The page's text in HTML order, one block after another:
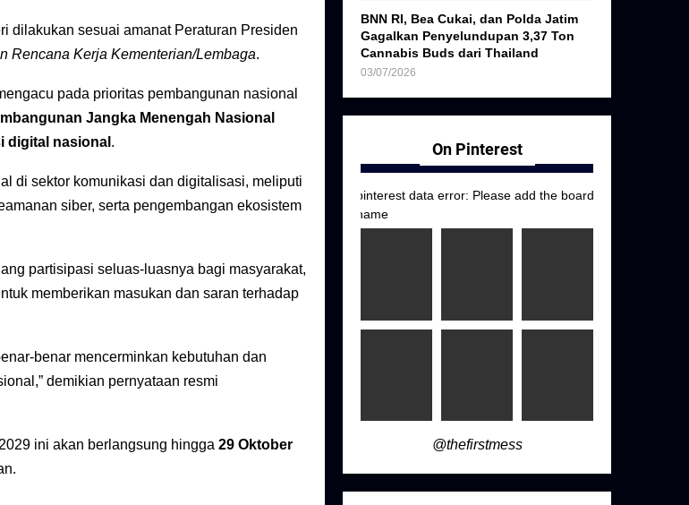
dilakukan sesuai amanat Peraturan Presiden
Rencana Kerja Kementerian/Lembaga.
pada prioritas pembangunan nasional
Jangka Menengah Nasional
digital nasional .
di sektor komunikasi dan digitalisasi, meliputi
siber, serta pengembangan ekosistem
partisipasi seluas-luasnya bagi masyarakat,
memberikan masukan dan saran terhadap
benar mencerminkan kebutuhan dan
demikian pernyataan resmi
ini akan berlangsung hingga 29 Oktober
BNN RI, Bea Cukai, dan Polda Jatim
Gagalkan Penyelundupan 3,37 Ton
Cannabis Buds dari Thailand
03/07/2026
On Pinterest
pinterest data error: Please add the board
name
@thefirstmess